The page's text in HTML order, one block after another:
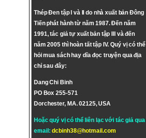
Thép Đen tập I và II do nhà xuất bản Đông
Tiến phát hành từ năm 1987. Đến năm
1991, tác giả tự xuất bản tập III và đến
năm 2005 thì hoàn tất tập IV. Quý vị có thể
hỏi mua sách hay dĩa đọc truyện qua địa
chỉ sau đây:
Dang Chi Binh
PO Box 255-571
Dorchester, MA. 02125, USA
Hoặc quý vị có thể liên lạc với tác giả qua
email:dcbinh38@hotmail.com